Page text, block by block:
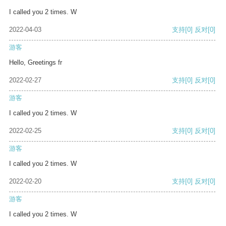
I called you 2 times. W
2022-04-03 支持[0] 反对[0]
游客
Hello, Greetings fr
2022-02-27 支持[0] 反对[0]
游客
I called you 2 times. W
2022-02-25 支持[0] 反对[0]
游客
I called you 2 times. W
2022-02-20 支持[0] 反对[0]
游客
I called you 2 times. W